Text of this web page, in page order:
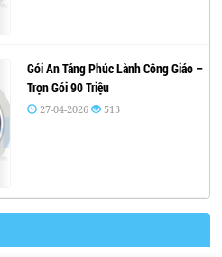
Gói An Táng Phúc Lành Công Giáo –
Trọn Gói 90 Triệu
27-04-2026 513